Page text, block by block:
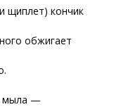
щиплет) кончик
обжигает
мыла —